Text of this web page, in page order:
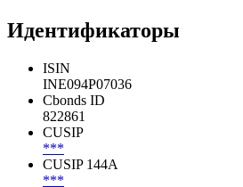
13.25% 5may2018, INR
Идентификаторы
ISIN
INE094P07036
Cbonds ID
822861